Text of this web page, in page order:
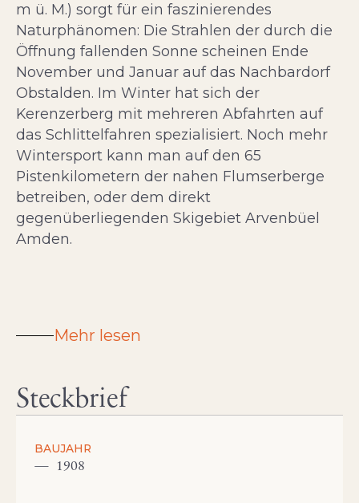
m ü. M.) sorgt für ein faszinierendes
Naturphänomen: Die Strahlen der durch die
Öffnung fallenden Sonne scheinen Ende
November und Januar auf das Nachbardorf
Obstalden. Im Winter hat sich der
Kerenzerberg mit mehreren Abfahrten auf
das Schlittelfahren spezialisiert. Noch mehr
Wintersport kann man auf den 65
Pistenkilometern der nahen Flumserberge
betreiben, oder dem direkt
gegenüberliegenden Skigebiet Arvenbüel
Amden.
Mehr lesen
Steckbrief
BAUJAHR
1908